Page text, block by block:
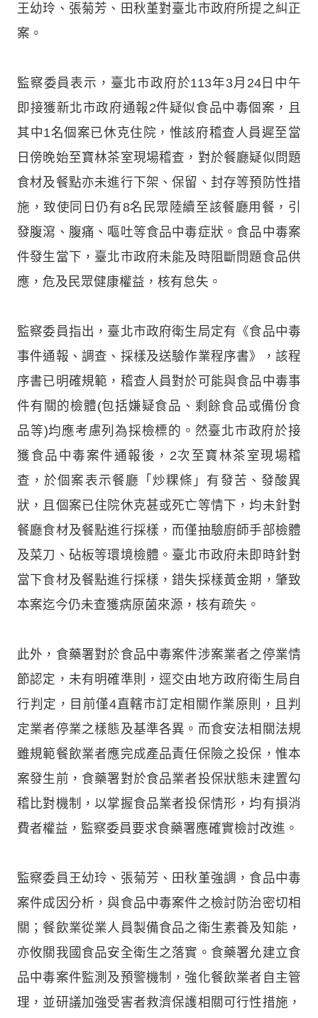
王幼玲、張菊芳、田秋堇對臺北市政府所提之糾正
案。
監察委員表示，臺北市政府於113年3月24日中午
即接獲新北市政府通報2件疑似食品中毒個案，且
其中1名個案已休克住院，惟該府稽查人員遲至當
日傍晚始至寶林茶室現場稽查，對於餐廳疑似問題
食材及餐點亦未進行下架、保留、封存等預防性措
施，致使同日仍有8名民眾陸續至該餐廳用餐，引
發腹瀉、腹痛、嘔吐等食品中毒症狀。食品中毒案
件發生當下，臺北市政府未能及時阻斷問題食品供
應，危及民眾健康權益，核有怠失。
監察委員指出，臺北市政府衛生局定有《食品中毒
事件通報、調查、採樣及送驗作業程序書》，該程
序書已明確規範，稽查人員對於可能與食品中毒事
件有關的檢體(包括嫌疑食品、剩餘食品或備份食
品等)均應考慮列為採檢標的。然臺北市政府於接
獲食品中毒案件通報後，2次至寶林茶室現場稽
查，於個案表示餐廳「炒粿條」有發苦、發酸異
狀，且個案已住院休克甚或死亡等情下，均未針對
餐廳食材及餐點進行採樣，而僅抽驗廚師手部檢體
及菜刀、砧板等環境檢體。臺北市政府未即時針對
當下食材及餐點進行採樣，錯失採樣黃金期，肇致
本案迄今仍未查獲病原菌來源，核有疏失。
此外，食藥署對於食品中毒案件涉案業者之停業情
節認定，未有明確準則，逕交由地方政府衛生局自
行判定，目前僅4直轄市訂定相關作業原則，且判
定業者停業之樣態及基準各異。而食安法相關法規
雖規範餐飲業者應完成產品責任保險之投保，惟本
案發生前，食藥署對於食品業者投保狀態未建置勾
稽比對機制，以掌握食品業者投保情形，均有損消
費者權益，監察委員要求食藥署應確實檢討改進。
監察委員王幼玲、張菊芳、田秋堇強調，食品中毒
案件成因分析，與食品中毒案件之檢討防治密切相
關；餐飲業從業人員製備食品之衛生素養及知能，
亦攸關我國食品安全衛生之落實。食藥署允建立食
品中毒案件監測及預警機制，強化餐飲業者自主管
理，並研議加強受害者救濟保護相關可行性措施，